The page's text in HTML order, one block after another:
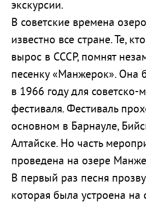
экскурсии.
В советские времена
известно все стране. Те,
вырос в СССР, помнят
песенку «Манжерок». Она
в 1966 году для советско-
фестиваля. Фестиваль
основном в Барнауле,
Алтайске. Но часть
проведена на озере
В первый раз песня
которая была устроена на